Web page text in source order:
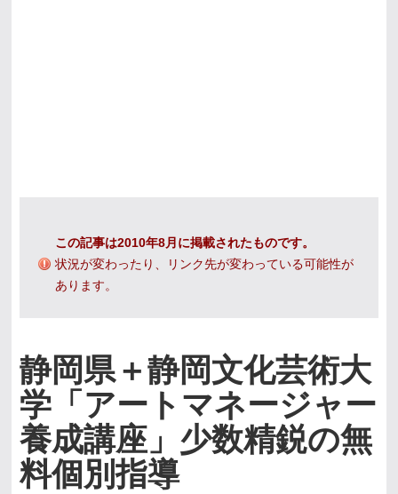
この記事は2010年8月に掲載されたものです。
状況が変わったり、リンク先が変わっている可能性が
あります。
静岡県＋静岡文化芸術大
学「アートマネージャー
養成講座」少数精鋭の無
料個別指導